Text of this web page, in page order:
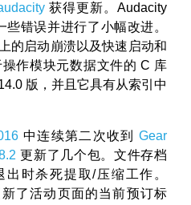
获得更新。Audacity
错误并进行了小幅改进。
的启动崩溃以及快速启动和
作模块元数据文件的 C 库
版，并且它具有从索引中
中连续第二次收到Gear
更新了几个包。文件存档
出时杀死提取/压缩工作。
了活动页面的当前预订标